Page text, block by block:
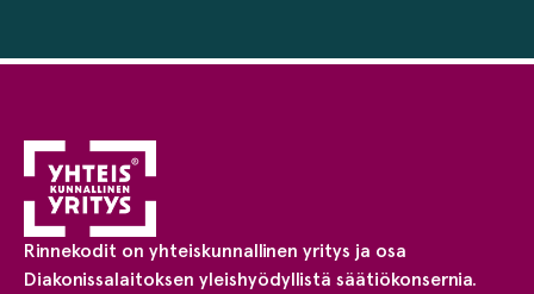
Rinnekodit on yhteiskunnallinen yritys ja osa
Diakonissalaitoksen yleishyödyllistä säätiökonsernia.